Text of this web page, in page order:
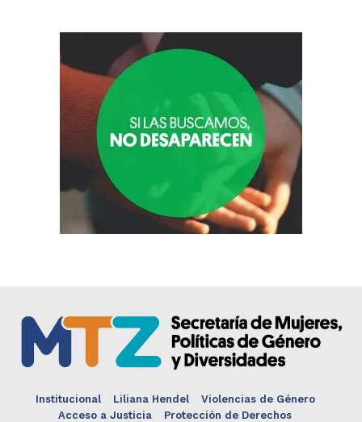
Institucional Liliana Hendel
Violencias de Género
Acceso a Justicia
Protección de Derechos